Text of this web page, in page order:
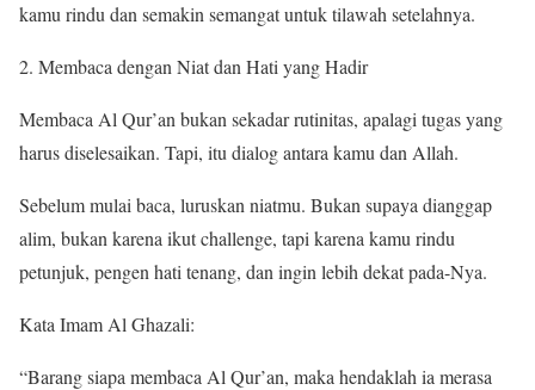
kamu rindu dan semakin semangat untuk tilawah setelahnya.
Membaca dengan Niat dan Hati yang Hadir
Membaca Al Qur’an bukan sekadar rutinitas, apalagi tugas yang
harus diselesaikan. Tapi, itu dialog antara kamu dan Allah.
Sebelum mulai baca, luruskan niatmu. Bukan supaya dianggap
alim, bukan karena ikut challenge, tapi karena kamu rindu
petunjuk, pengen hati tenang, dan ingin lebih dekat pada-Nya.
Kata Imam Al Ghazali:
“Barang siapa membaca Al Qur’an, maka hendaklah ia merasa